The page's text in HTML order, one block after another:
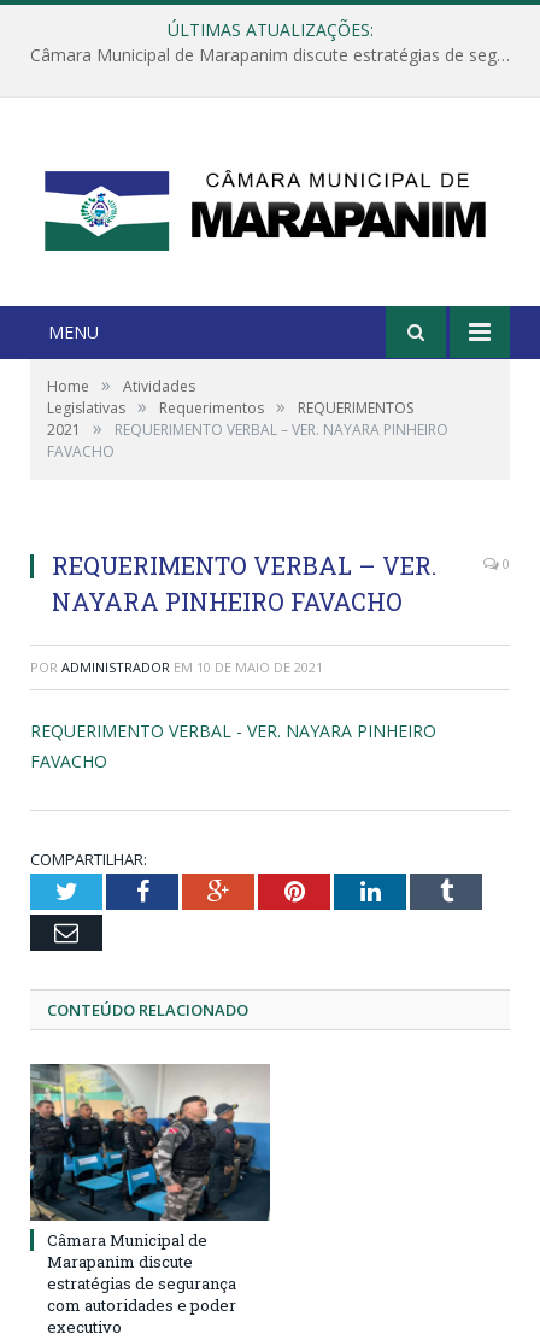
ÚLTIMAS ATUALIZAÇÕES:
Câmara Municipal de Marapanim discute estratégias de segurança com autoridades e poder executivo
MENU
Home »
Atividades
Legislativas » Requerimentos »
REQUERIMENTOS
2021
»
REQUERIMENTO VERBAL – VER. NAYARA PINHEIRO
FAVACHO
REQUERIMENTO VERBAL – VER.
NAYARA PINHEIRO FAVACHO
0
POR ADMINISTRADOR EM 10 DE MAIO DE 2021
REQUERIMENTO VERBAL - VER. NAYARA PINHEIRO
FAVACHO
COMPARTILHAR:
TwitterFacebookGoogle+PinterestLinkedInTumblr
Email
CONTEÚDO RELACIONADO
Câmara Municipal de
Marapanim discute
estratégias de segurança
com autoridades e poder
executivo